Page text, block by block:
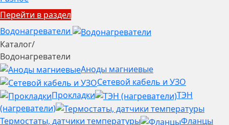
Перейти в раздел
Водонагреватели
Каталог/
Водонагреватели
Аноды магниевые
Сетевой кабель и УЗО
Прокладки
ТЭН
(нагреватели)
Термостаты, датчики температуры
Фланцы